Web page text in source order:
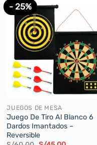
tiene
múltiples
variantes.
Las
opciones
se
pueden
elegir
la
página
de
producto
- 25%
JUEGOS DE MESA
Juego De Tiro Al Blanco 6
Dardos Imantados –
Reversible